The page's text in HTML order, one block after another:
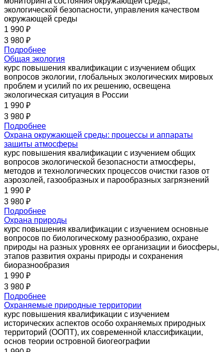
экологической безопасности, управления качеством
окружающей среды
1 990 ₽
3 980 ₽
Подробнее
Общая экология
курс повышения квалификации с изучением общих
вопросов экологии, глобальных экологических мировых
проблем и усилий по их решению, освещена
экологическая ситуация в России
1 990 ₽
3 980 ₽
Подробнее
Охрана окружающей среды: процессы и аппараты
защиты атмосферы
курс повышения квалификации с изучением общих
вопросов экологической безопасности атмосферы,
методов и технологических процессов очистки газов от
аэрозолей, газообразных и парообразных загрязнений
1 990 ₽
3 980 ₽
Подробнее
Охрана природы
курс повышения квалификации с изучением основные
вопросов по биологическому разнообразию, охране
природы на разных уровнях ее организации и биосферы,
этапов развития охраны природы и сохранения
биоразнообразия
1 990 ₽
3 980 ₽
Подробнее
Охраняемые природные территории
курс повышения квалификации с изучением
исторических аспектов особо охраняемых природных
территорий (ООПТ), их современной классификации,
основ теории островной биогеографии